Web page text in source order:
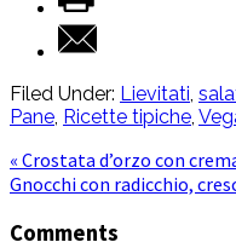
Filed Under: Lievitati,
Pane, Ricette tipiche,
« Crostata d’orzo con
Gnocchi con radicchio,
Comments